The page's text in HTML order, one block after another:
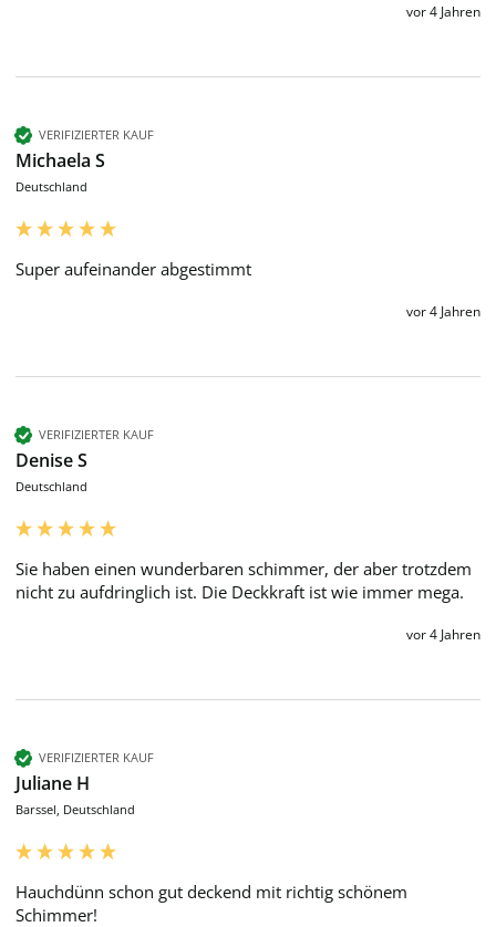
vor 4 Jahren
VERIFIZIERTER KAUF
Michaela S
Deutschland
Super aufeinander abgestimmt
vor 4 Jahren
VERIFIZIERTER KAUF
Denise S
Deutschland
Sie haben einen wunderbaren schimmer, der aber trotzdem
nicht zu aufdringlich ist. Die Deckkraft ist wie immer mega.
vor 4 Jahren
VERIFIZIERTER KAUF
Juliane H
Barssel, Deutschland
Hauchdünn schon gut deckend mit richtig schönem
Schimmer!